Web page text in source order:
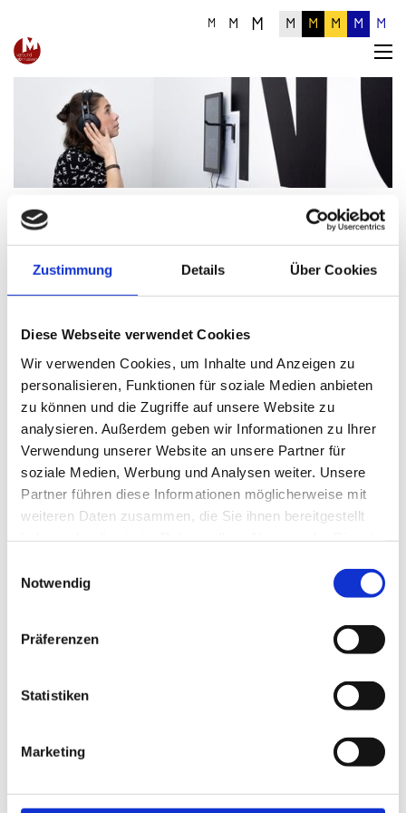
Zustimmung Details Über Cookies
Diese Webseite verwendet Cookies
Wir verwenden Cookies, um Inhalte und Anzeigen zu
personalisieren, Funktionen für soziale Medien anbieten
zu können und die Zugriffe auf unsere Website zu
analysieren. Außerdem geben wir Informationen zu Ihrer
Verwendung unserer Website an unsere Partner für
soziale Medien, Werbung und Analysen weiter. Unsere
Partner führen diese Informationen möglicherweise mit
weiteren Daten zusammen, die Sie ihnen bereitgestellt
Notwendig
Präferenzen
Statistiken
Marketing
M M M M M M M M
Detailinformationen zum Artikel
Informationsbroschüre zu Sonderausstellungen und aktuellen
Themen aus dem Bereich des Stadtmuseums Wels.
Krawatten, Schals und vieles mehr ....